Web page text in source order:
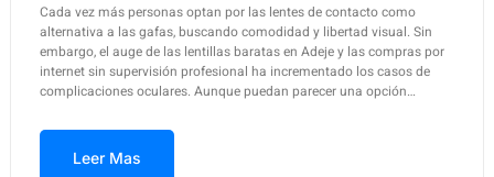
Cada vez más personas optan por las lentes de contacto como
alternativa a las gafas, buscando comodidad y libertad visual. Sin
embargo, el auge de las lentillas baratas en Adeje y las compras por
internet sin supervisión profesional ha incrementado los casos de
complicaciones oculares. Aunque puedan parecer una opción…
Leer Mas